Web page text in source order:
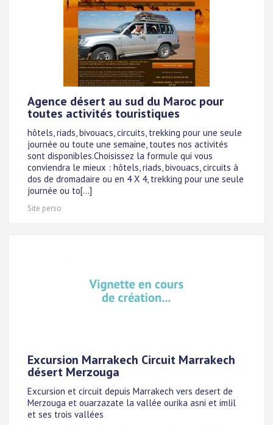
Agence désert au sud du Maroc pour
toutes activités touristiques
hôtels, riads, bivouacs, circuits, trekking pour une seule
journée ou toute une semaine, toutes nos activités
sont disponibles.Choisissez la formule qui vous
conviendra le mieux : hôtels, riads, bivouacs, circuits à
dos de dromadaire ou en 4 X 4, trekking pour une seule
journée ou to[...]
Site perso
Excursion Marrakech Circuit Marrakech
désert Merzouga
Excursion et circuit depuis Marrakech vers desert de
Merzouga et ouarzazate la vallée ourika asni et imlil
et ses trois vallées